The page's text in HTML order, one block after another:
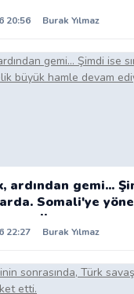
20:56 Burak Yılmaz
ardından gemi...
Somali'ye
ediyor.
22:27 Burak Yılmaz